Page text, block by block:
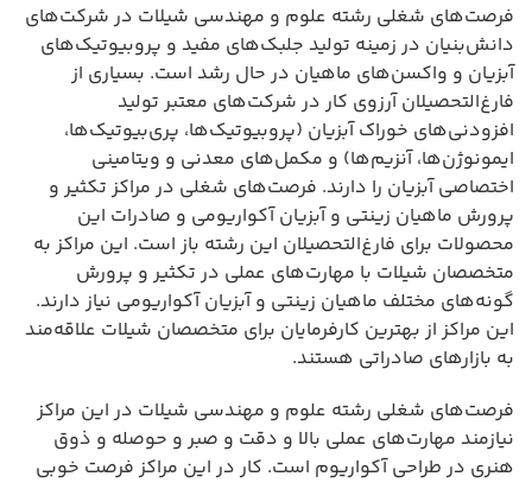
فرصت‌های شغلی رشته علوم و مهندسی شیلات در شرکت‌های
دانش‌بنیان در زمینه تولید جلبک‌های مفید و پروبیوتیک‌های
آبزیان و واکسن‌های ماهیان در حال رشد است. بسیاری از
فارغ‌التحصیلان آرزوی کار در شرکت‌های معتبر تولید
افزودنی‌های خوراک آبزیان (پروبیوتیک‌ها، پری‌بیوتیک‌ها،
ایمونوژن‌ها، آنزیم‌ها) و مکمل‌های معدنی و ویتامینی
اختصاصی آبزیان را دارند. فرصت‌های شغلی در مراکز تکثیر و
پرورش ماهیان زینتی و آبزیان آکواریومی و صادرات این
محصولات برای فارغ‌التحصیلان این رشته باز است. این مراکز به
متخصصان شیلات با مهارت‌های عملی در تکثیر و پرورش
گونه‌های مختلف ماهیان زینتی و آبزیان آکواریومی نیاز دارند.
این مراکز از بهترین کارفرمایان برای متخصصان شیلات علاقه‌مند
به بازارهای صادراتی هستند.
فرصت‌های شغلی رشته علوم و مهندسی شیلات در این مراکز
نیازمند مهارت‌های عملی بالا و دقت و صبر و حوصله و ذوق
هنری در طراحی آکواریوم است. کار در این مراکز فرصت خوبی